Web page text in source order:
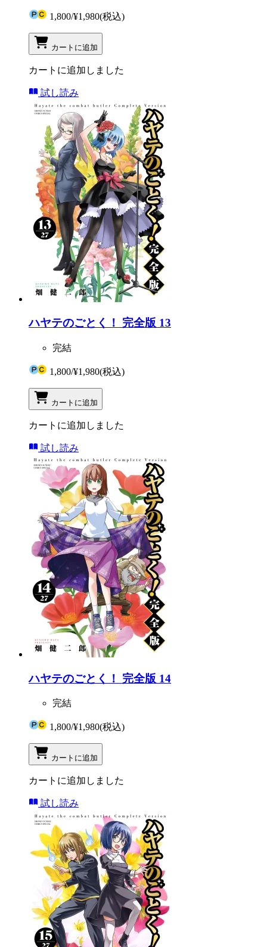
1,800/¥1,980(税込)
カートに追加
カートに追加しました
試し読み
ハヤテのごとく！ 完全版 13
完結
1,800/¥1,980(税込)
カートに追加
カートに追加しました
試し読み
ハヤテのごとく！ 完全版 14
完結
1,800/¥1,980(税込)
カートに追加
カートに追加しました
試し読み